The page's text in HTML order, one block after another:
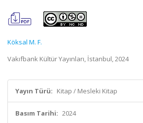
Köksal M. F.
Vakıfbank Kültür Yayınları, İstanbul, 2024
Yayın Türü: Kitap / Mesleki Kitap
Basım Tarihi: 2024